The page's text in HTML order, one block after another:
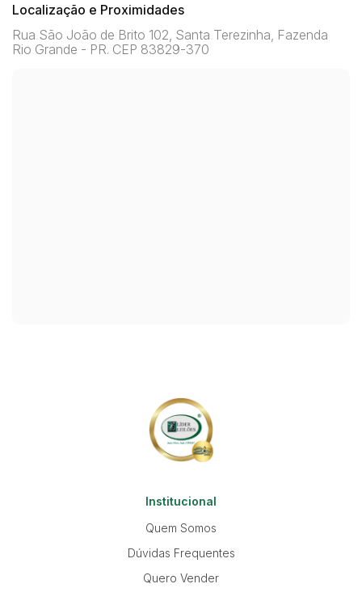
Localização e Proximidades
Rua São João de Brito 102, Santa Terezinha, Fazenda
Rio Grande - PR. CEP 83829-370
Institucional
Quem Somos
Dúvidas Frequentes
Quero Vender